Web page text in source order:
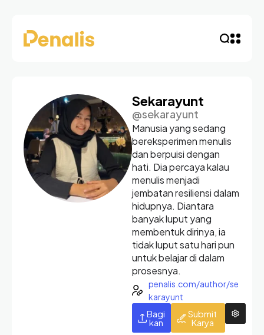
Sekarayunt
@sekarayunt
Manusia yang sedang
bereksperimen menulis
dan berpuisi dengan
hati. Dia percaya kalau
menulis menjadi
jembatan resiliensi dalam
hidupnya. Diantara
banyak luput yang
membentuk dirinya, ia
tidak luput satu hari pun
untuk belajar di dalam
prosesnya.
penalis.com/author/se
karayunt
Bagi
kan
Submit
Karya